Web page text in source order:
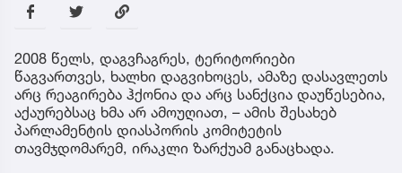
2008 წელს, დაგვჩაგრეს, ტერიტორიები
წაგვართვეს, ხალხი დაგვიხოცეს, ამაზე დასავლეთს
არც რეაგირება ჰქონია და არც სანქცია დაუწესებია,
აქაურებსაც ხმა არ ამოუღიათ, – ამის შესახებ
პარლამენტის დიასპორის კომიტეტის
თავმჯდომარემ, ირაკლი ზარქუამ განაცხადა.